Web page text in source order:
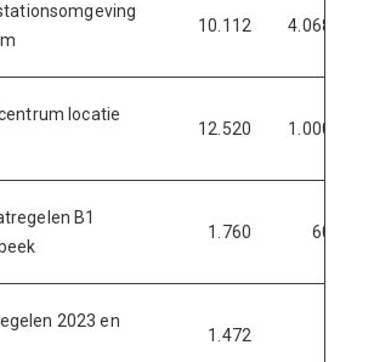
10.112 4.068
locatie
12.520 1.000
B1
1.760 60
2023 en
1.472